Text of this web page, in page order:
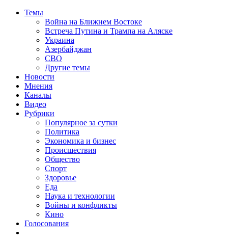
Темы
Война на Ближнем Востоке
Встреча Путина и Трампа на Аляске
Украина
Азербайджан
СВО
Другие темы
Новости
Мнения
Каналы
Видео
Рубрики
Популярное за сутки
Политика
Экономика и бизнес
Происшествия
Общество
Спорт
Здоровье
Еда
Наука и технологии
Войны и конфликты
Кино
Голосования